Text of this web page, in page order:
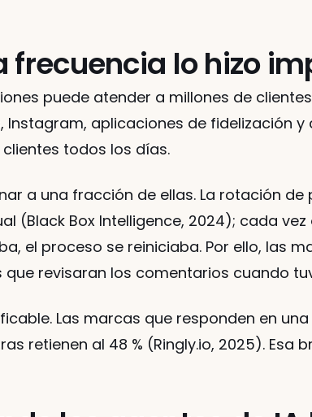
frecuencia lo hizo
puede atender a millones de
Instagram, aplicaciones de fidelización
todos los días.
a una fracción de ellas. La rotación
(Black Box Intelligence, 2024); cada
el proceso se reiniciaba. Por ello, las
revisaran los comentarios cuando
Las marcas que responden en
retienen al 48 % (Ringly.io, 2025). Esa